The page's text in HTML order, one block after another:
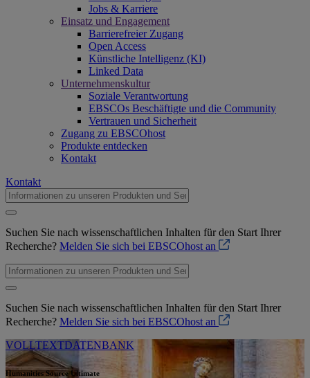
Jobs & Karriere
Einsatz und Engagement
Barrierefreier Zugang
Open Access
Künstliche Intelligenz (KI)
Linked Data
Unternehmenskultur
Soziale Verantwortung
EBSCOs Beschäftigte und die Community
Vertrauen und Sicherheit
Zugang zu EBSCOhost
Produkte entdecken
Kontakt
Kontakt
Suchen Sie nach wissenschaftlichen Inhalten für den Start Ihrer
Recherche? Melden Sie sich bei EBSCOhost an
Suchen Sie nach wissenschaftlichen Inhalten für den Start Ihrer
Recherche? Melden Sie sich bei EBSCOhost an
VOLLTEXTDATENBANK
Humanities Source Ultimate